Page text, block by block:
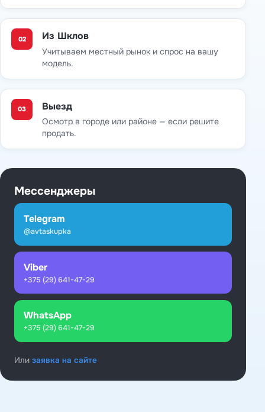
02 Из Шклов
Учитываем местный рынок и спрос на вашу
модель.
03 Выезд
Осмотр в городе или районе — если решите
продать.
Мессенджеры
Telegram
@avtaskupka
Viber
+375 (29) 641-47-29
WhatsApp
+375 (29) 641-47-29
Или заявка на сайте